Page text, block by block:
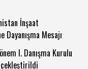
İnşaat
Dayanışma Mesajı
I. Danışma Kurulu